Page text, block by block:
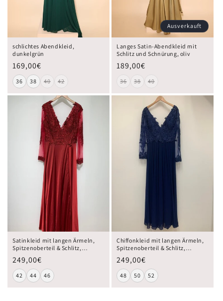
schlichtes Abendkleid,
dunkelgrün
169,00€
36 38 40 42
Ausverkauft
Langes Satin-Abendkleid mit
Schlitz und Schnürung, oliv
189,00€
36 38 40
Satinkleid mit langen Ärmeln,
Spitzenoberteil & Schlitz,
dunkelrot
249,00€
42 44 46
Chiffonkleid mit langen Ärmeln,
Spitzenoberteil & Schlitz,
dunkelblau
249,00€
48 50 52